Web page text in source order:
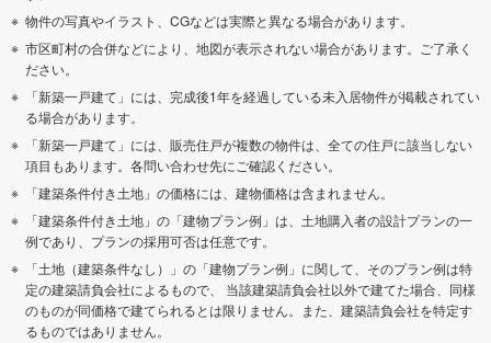
物件の写真やイラスト、CGなどは実際と異なる場合があります。
市区町村の合併などにより、地図が表示されない場合があります。ご了承く
ださい。
「新築一戸建て」には、完成後1年を経過している未入居物件が掲載されてい
る場合があります。
「新築一戸建て」には、販売住戸が複数の物件は、全ての住戸に該当しない
項目もあります。各問い合わせ先にご確認ください。
「建築条件付き土地」の価格には、建物価格は含まれません。
「建築条件付き土地」の「建物プラン例」は、土地購入者の設計プランの一
例であり、プランの採用可否は任意です。
「土地（建築条件なし）」の「建物プラン例」に関して、そのプラン例は特
定の建築請負会社によるもので、 当該建築請負会社以外で建てた場合、同様
のものが同価格で建てられるとは限りません。また、建築請負会社を特定す
るものではありません。